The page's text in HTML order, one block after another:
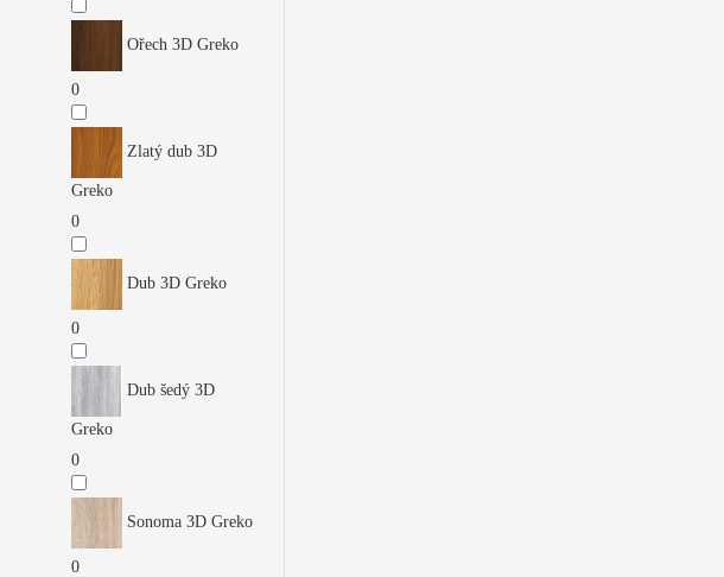
Ořech 3D Greko
0
Zlatý dub 3D
Greko
0
Dub 3D Greko
0
Dub šedý 3D
Greko
0
Sonoma 3D Greko
0